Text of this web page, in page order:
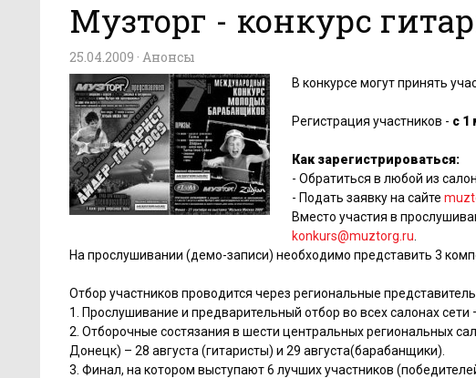
Музторг - конкурс
25.04.2009 · Анонсы
В конкурсе могут принять
Регистрация участников - с 1
Как зарегистрироваться:
- Обратиться в любой из
- Подать заявку на сайте
Вместо участия в
konkurs@muztorg.ru
На прослушивании (демо-записи) необходимо представить 3
Отбор участников проводится через региональные
1. Прослушивание и предварительный отбор во всех салонах сети
2. Отборочные состязания в шести центральных региональных
Донецк) – 28 августа (гитаристы) и 29 августа(барабанщики).
3. Финал, на котором выступают 6 лучших участников